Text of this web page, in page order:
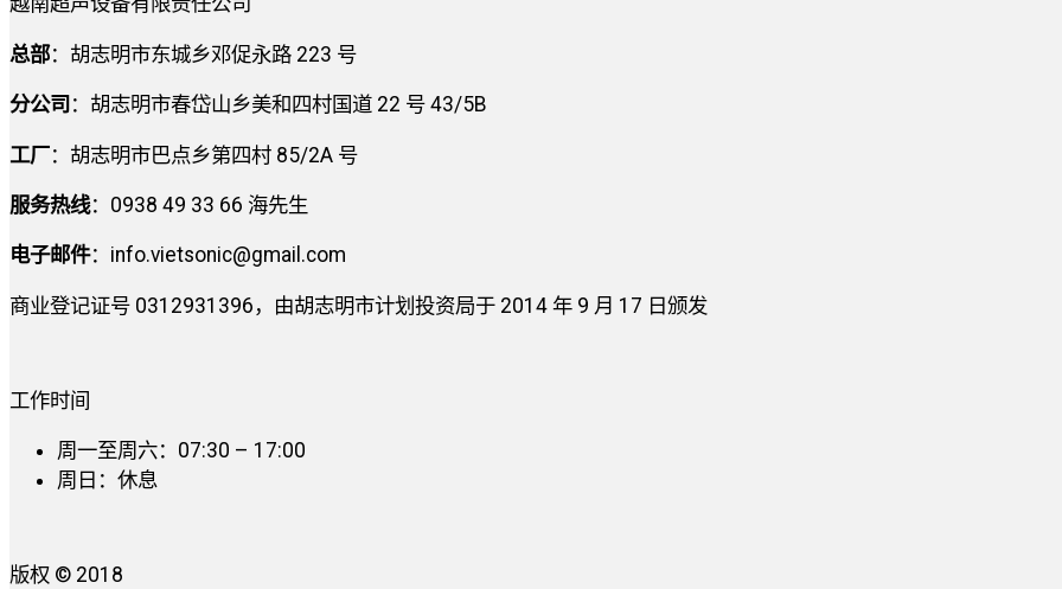
总部：胡志明市东城乡邓促永路 223 号
分公司 ：胡志明市春岱山乡美和四村国道 22 号 43/5B
工厂：胡志明市巴点乡第四村 85/2A 号
服务热线：0938 49 33 66 海先生
电子邮件： info.vietsonic@gmail.com
商业登记证号 0312931396，由胡志明市计划投资局于 2014 年 9 月 17 日颁发
工作时间
周一至周六：07:30 – 17:00
周日：休息
版权 © 2018